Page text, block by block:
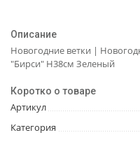
Описание
Новогодние ветки |
"Бирси" H38см Зеленый
Коротко о товаре
Артикул
Категория